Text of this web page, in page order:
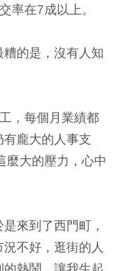
率在7成以上。
的是，沒有人知
，每個月業績都
龐大的人事支
麼大的壓力，心中
來到了西門町，
不好，逛街的人